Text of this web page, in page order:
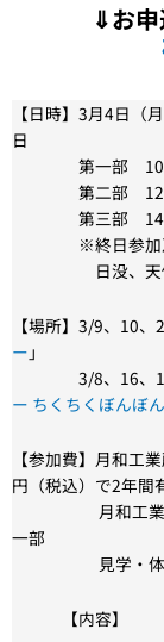
⇓お
【日時】3月4日
日
第一部 10：
第二部 12：
第三部 14：
※終日参加及
日没、天候に
【場所】3/9、10
ー 」
3/8、16、17
ー ちくちくぼんぼん
【参加費】月和
円（税込）で2年間
月和工業所属
一部
見学・体験 ※
【内容】